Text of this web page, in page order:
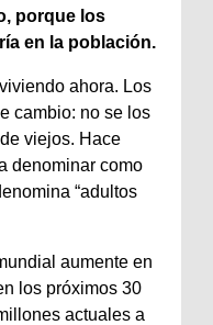
porque los
en la población.
ahora. Los
cambio: no se los
viejos. Hace
denominar como
“adultos
aumente en
los próximos 30
actuales a